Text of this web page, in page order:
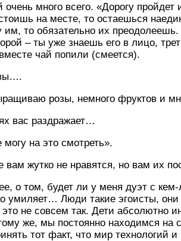
много всего. «Дорогу
на месте, то остаешься
то обязательно их
– ты уже знаешь его в лицо,
чай попили (смеется).
розы, немного фруктов и
вас раздражает…
на это смотреть».
вам жутко не нравятся, но вам их
о том, будет ли у меня дуэт с
умиляет… Люди такие эгоисты, они
не совсем так. Дети абсолютно
же, мы постоянно находимся на
тот факт, что мир технологий и